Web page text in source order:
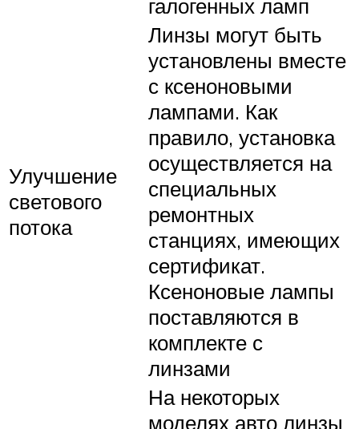
галогенных ламп
Улучшение
светового
потока
Линзы могут быть
установлены вместе
с ксеноновыми
лампами. Как
правило, установка
осуществляется на
специальных
ремонтных
станциях, имеющих
сертификат.
Ксеноновые лампы
поставляются в
комплекте с
линзами
На некоторых
моделях авто линзы